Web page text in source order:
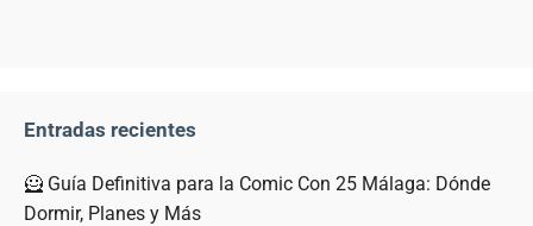
Entradas recientes
🦸 Guía Definitiva para la Comic Con 25 Málaga: Dónde
Dormir, Planes y Más